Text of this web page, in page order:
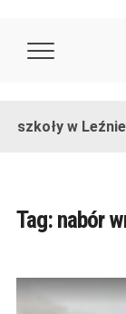
szkoły w Leźnie
Tag: nabór